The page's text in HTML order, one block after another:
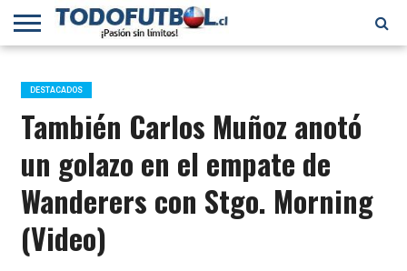
PRIMERA
B
SELECCIÓN
CHILENA
CHILENOS
EN EL
MUNDO
FÚTBOL
INTERNACIONAL
DESTACADOS
También Carlos Muñoz anotó
un golazo en el empate de
Wanderers con Stgo. Morning
(Video)